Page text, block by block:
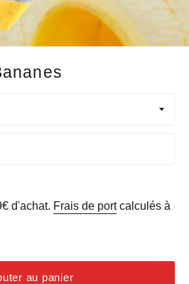
d'achat. Frais de portcalculés à
au panier